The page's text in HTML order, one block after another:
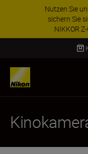
Nutzen Sie
sichern Sie
NIKKOR